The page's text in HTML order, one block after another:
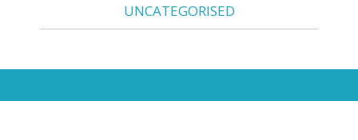
UNCATEGORISED